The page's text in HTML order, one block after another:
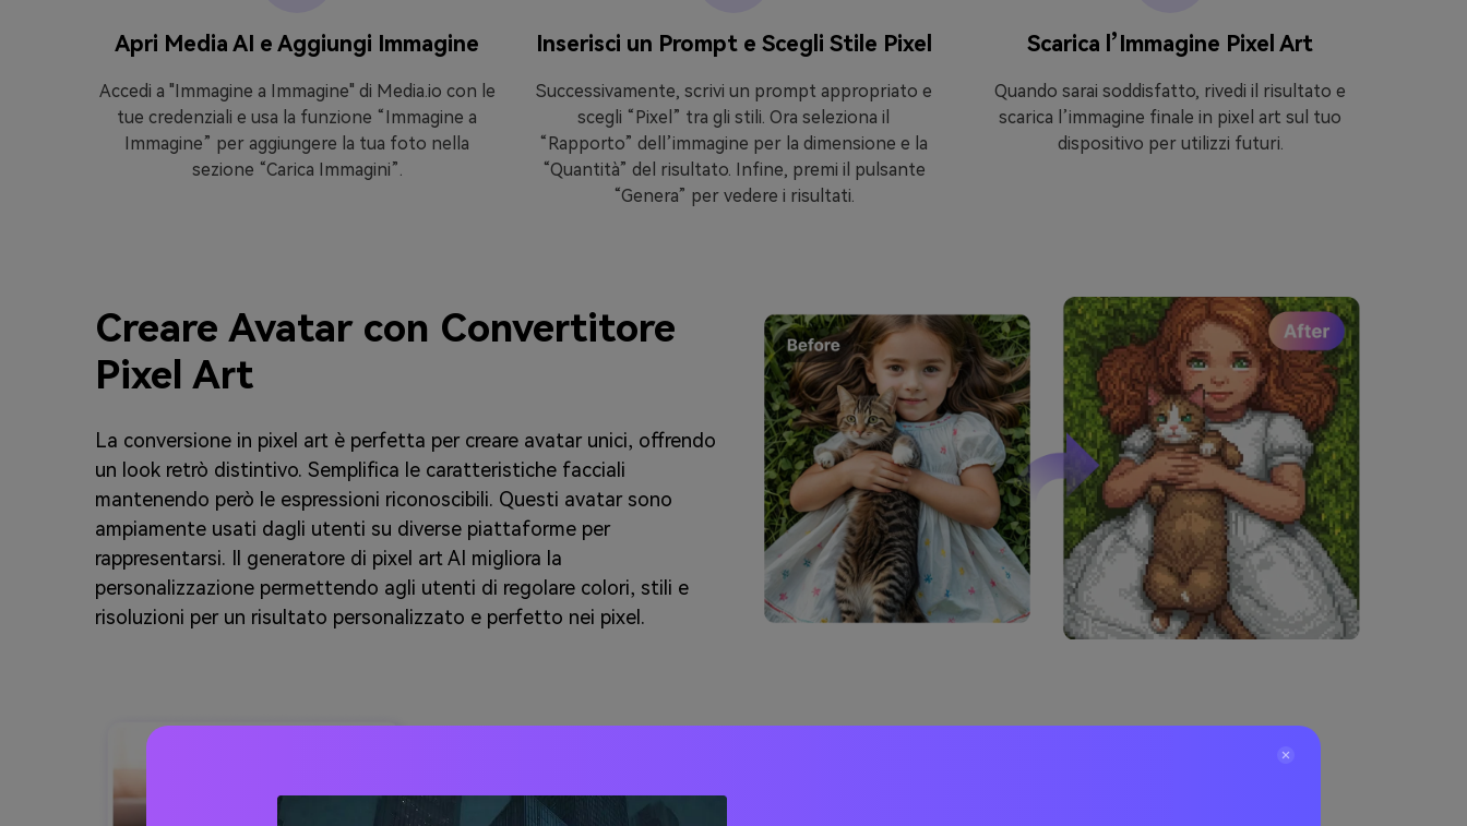
Apri Media AI e Aggiungi Immagine
Accedi a "Immagine a Immagine" di Media.io con le
tue credenziali e usa la funzione “Immagine a
Immagine” per aggiungere la tua foto nella
sezione “Carica Immagini”.
Inserisci un Prompt e Scegli Stile Pixel
Successivamente, scrivi un prompt appropriato e
scegli “Pixel” tra gli stili. Ora seleziona il
“Rapporto” dell’immagine per la dimensione e la
“Quantità” del risultato. Infine, premi il pulsante
“Genera” per vedere i risultati.
Scarica l’Immagine Pixel Art
Quando sarai soddisfatto, rivedi il risultato e
scarica l’immagine finale in pixel art sul tuo
dispositivo per utilizzi futuri.
Creare Avatar con Convertitore
Pixel Art
La conversione in pixel art è perfetta per creare avatar unici, offrendo
un look retrò distintivo. Semplifica le caratteristiche facciali
mantenendo però le espressioni riconoscibili. Questi avatar sono
ampiamente usati dagli utenti su diverse piattaforme per
rappresentarsi. Il generatore di pixel art AI migliora la
personalizzazione permettendo agli utenti di regolare colori, stili e
risoluzioni per un risultato personalizzato e perfetto nei pixel.
Minecraft Pixel Art Maker da